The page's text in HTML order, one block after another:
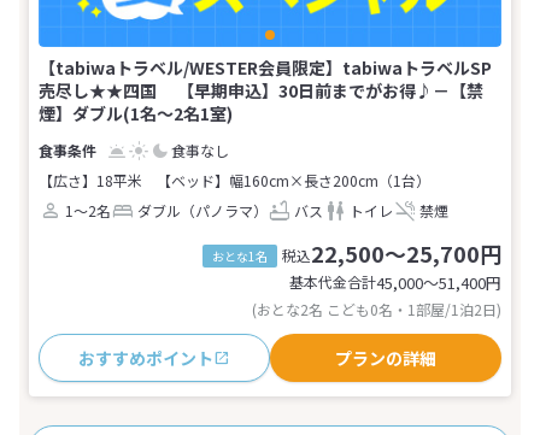
【tabiwaトラベル/WESTER会員限定】tabiwaトラベルSP
売尽し★★四国 【早期申込】30日前までがお得♪－【禁
煙】ダブル(1名～2名1室)
食事なし
【広さ】18平米
【ベッド】幅160cm×長さ200cm（1台）
1～2名
ダブル（パノラマ） バス トイレ 禁煙
おとな1名 税込22,500～25,700円
基本代金合計45,000〜51,400円
(おとな2名 こども0名・1部屋/1泊2日)
おすすめポイント プランの詳細